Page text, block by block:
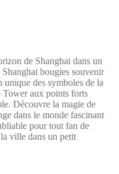
de Shanghai dans un
bougies souvenir
unique des symboles de la
Tower aux points forts
Découvre la magie de
dans le monde fascinant
pour tout fan de
ville dans un petit